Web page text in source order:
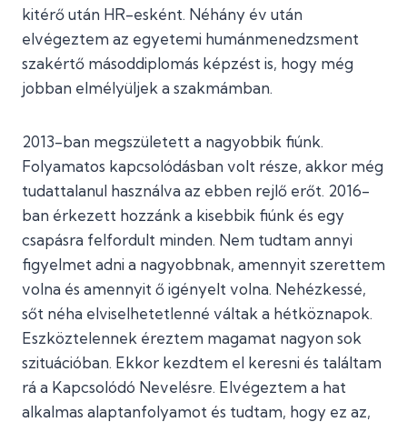
kitérő után HR-esként. Néhány év után
elvégeztem az egyetemi humánmenedzsment
szakértő másoddiplomás képzést is, hogy még
jobban elmélyüljek a szakmámban.
2013-ban megszületett a nagyobbik fiúnk.
Folyamatos kapcsolódásban volt része, akkor még
tudattalanul használva az ebben rejlő erőt. 2016-
ban érkezett hozzánk a kisebbik fiúnk és egy
csapásra felfordult minden. Nem tudtam annyi
figyelmet adni a nagyobbnak, amennyit szerettem
volna és amennyit ő igényelt volna. Nehézkessé,
sőt néha elviselhetetlenné váltak a hétköznapok.
Eszköztelennek éreztem magamat nagyon sok
szituációban. Ekkor kezdtem el keresni és találtam
rá a Kapcsolódó Nevelésre. Elvégeztem a hat
alkalmas alaptanfolyamot és tudtam, hogy ez az,